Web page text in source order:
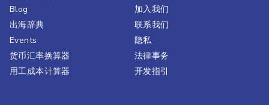
Blog
出海辞典
Events
货币汇率换算器
用工成本计算器
加入我们
联系我们
隐私
法律事务
开发指引